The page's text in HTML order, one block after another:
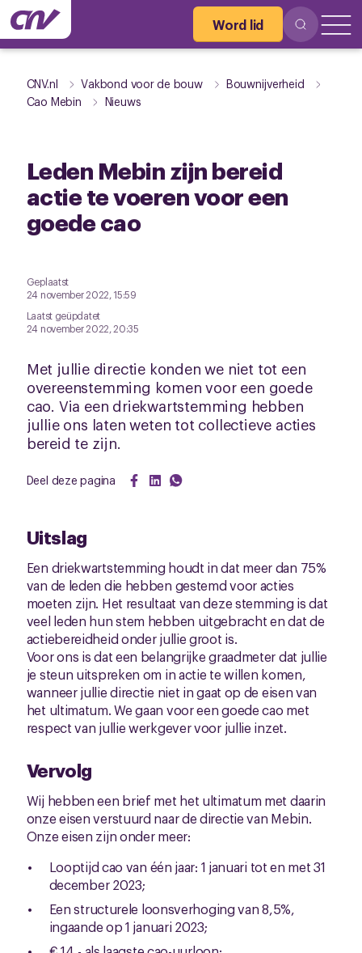
Word lid
CNV.nl Vakbond voor de bouw
Bouwnijverheid
Cao Mebin
Nieuws
Leden Mebin zijn bereid
actie te voeren voor een
goede cao
Geplaatst
24 november 2022, 15:59
Laatst geüpdatet
24 november 2022, 20:35
Met jullie directie konden we niet tot een
overeenstemming komen voor een goede
cao. Via een driekwartstemming hebben
jullie ons laten weten tot collectieve acties
bereid te zijn.
Deel deze pagina
Uitslag
Een driekwartstemming houdt in dat meer dan 75%
van de leden die hebben gestemd voor acties
moeten zijn. Het resultaat van deze stemming is dat
veel leden hun stem hebben uitgebracht en dat de
actiebereidheid onder jullie groot is.
Voor ons is dat een belangrijke graadmeter dat jullie
je steun uitspreken om in actie te willen komen,
wanneer jullie directie niet in gaat op de eisen van
het ultimatum. We gaan voor een goede cao met
respect van jullie werkgever voor jullie inzet.
Vervolg
Wij hebben een brief met het ultimatum met daarin
onze eisen verstuurd naar de directie van Mebin.
Onze eisen zijn onder meer:
Looptijd cao van één jaar: 1 januari tot en met 31
december 2023;
Een structurele loonsverhoging van 8,5%,
ingaande op 1 januari 2023;